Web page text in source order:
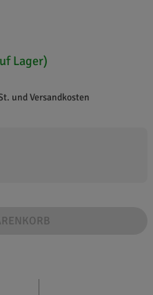
Lager)
und Versandkosten